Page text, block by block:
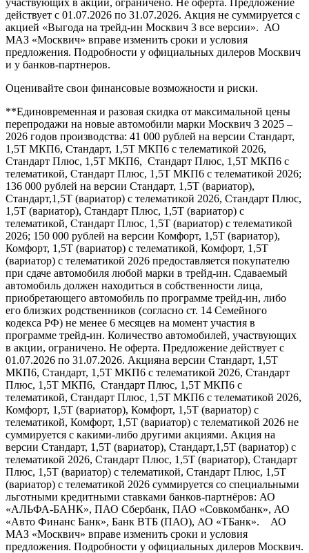
действует с 01.07.2026 по 31.07.2026. Акция не суммируется с
акцией «Выгода на трейд-ин Москвич 3 все версии». АО
МАЗ «Москвич» вправе изменить сроки и условия
предложения. Подробности у официальных дилеров Москвич
и у банков-партнеров.
Оценивайте свои финансовые возможности и риски.
**Единовременная и разовая скидка от максимальной цены
перепродажи на новые автомобили марки Москвич 3 2025 –
2026 годов производства: 41 000 рублей на версии Стандарт,
1,5Т МКП6, Стандарт, 1,5Т МКП6 с телематикой 2026,
Стандарт Плюс, 1,5Т МКП6, Стандарт Плюс, 1,5Т МКП6 с
телематикой, Стандарт Плюс, 1,5Т МКП6 с телематикой 2026;
136 000 рублей на версии Стандарт, 1,5Т (вариатор),
Стандарт,1,5Т (вариатор) с телематикой 2026, Стандарт Плюс,
1,5Т (вариатор), Стандарт Плюс, 1,5Т (вариатор) с
телематикой, Стандарт Плюс, 1,5Т (вариатор) с телематикой
2026; 150 000 рублей на версии Комфорт, 1,5Т (вариатор),
Комфорт, 1,5Т (вариатор) с телематикой, Комфорт, 1,5Т
(вариатор) с телематикой 2026 предоставляется покупателю
при сдаче автомобиля любой марки в трейд-ин. Сдаваемый
автомобиль должен находиться в собственности лица,
приобретающего автомобиль по программе трейд-ин, либо
его близких родственников (согласно ст. 14 Семейного
кодекса РФ) не менее 6 месяцев на момент участия в
программе трейд-ин. Количество автомобилей, участвующих
в акции, ограничено. Не оферта. Предложение действует с
01.07.2026 по 31.07.2026. Акцияна версии Стандарт, 1,5Т
МКП6, Стандарт, 1,5Т МКП6 с телематикой 2026, Стандарт
Плюс, 1,5Т МКП6, Стандарт Плюс, 1,5Т МКП6 с
телематикой, Стандарт Плюс, 1,5Т МКП6 с телематикой 2026,
Комфорт, 1,5Т (вариатор), Комфорт, 1,5Т (вариатор) с
телематикой, Комфорт, 1,5Т (вариатор) с телематикой 2026 не
суммируется с какими-либо другими акциями. Акция на
версии Стандарт, 1,5Т (вариатор), Стандарт,1,5Т (вариатор) с
телематикой 2026, Стандарт Плюс, 1,5Т (вариатор), Стандарт
Плюс, 1,5Т (вариатор) с телематикой, Стандарт Плюс, 1,5Т
(вариатор) с телематикой 2026 суммируется со специальными
льготными кредитными ставками банков-партнёров: АО
«АЛЬФА-БАНК», ПАО Сбербанк, ПАО «Совкомбанк», АО
«Авто Финанс Банк», Банк ВТБ (ПАО), АО «ТБанк». АО
МАЗ «Москвич» вправе изменить сроки и условия
предложения. Подробности у официальных дилеров Москвич.